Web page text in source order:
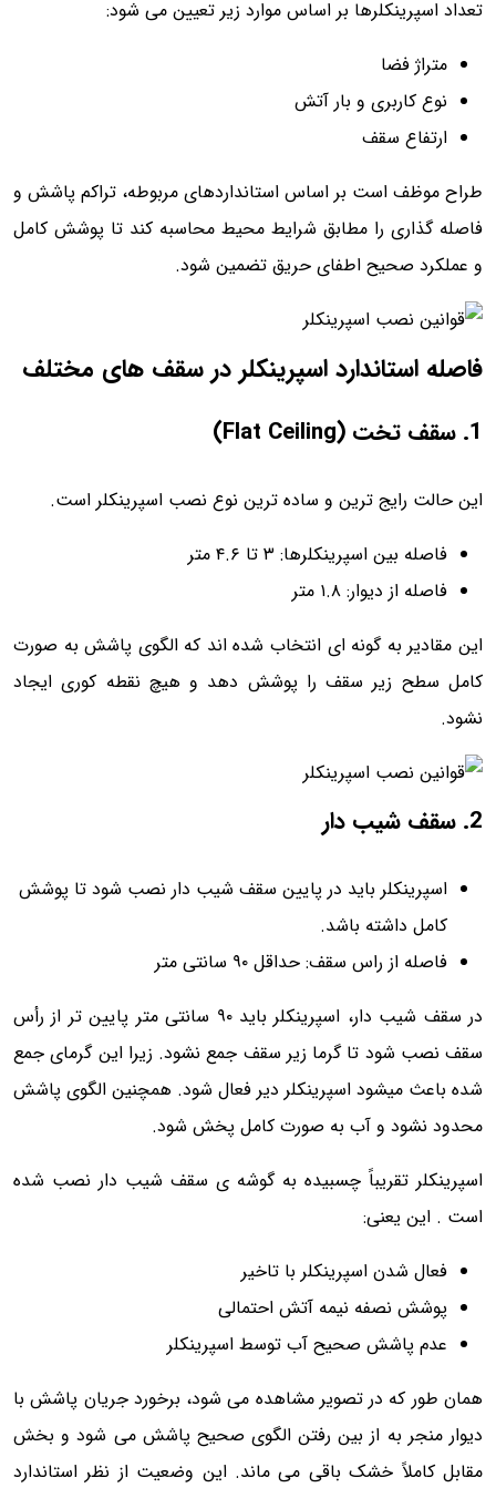
تعداد اسپرینکلرها بر اساس موارد زیر تعیین می شود:
متراژ فضا
نوع کاربری و بار آتش
ارتفاع سقف
طراح موظف است بر اساس استانداردهای مربوطه، تراکم پاشش و
فاصله گذاری را مطابق شرایط محیط محاسبه کند تا پوشش کامل
و عملکرد صحیح اطفای حریق تضمین شود.
فاصله استاندارد اسپرینکلر در سقف های مختلف
1. سقف تخت (Flat Ceiling)
این حالت رایج ترین و ساده ترین نوع نصب اسپرینکلر است.
فاصله بین اسپرینکلرها: ۳ تا ۴.۶ متر
فاصله از دیوار: ۱.۸ متر
این مقادیر به گونه ای انتخاب شده اند که الگوی پاشش به صورت
کامل سطح زیر سقف را پوشش دهد و هیچ نقطه کوری ایجاد
نشود.
2. سقف شیب دار
اسپرینکلر باید در پایین سقف شیب دار نصب شود تا پوشش
کامل داشته باشد.
فاصله از راس سقف: حداقل ۹۰ سانتی متر
در سقف شیب دار، اسپرینکلر باید ۹۰ سانتی متر پایین تر از رأس
سقف نصب شود تا گرما زیر سقف جمع نشود. زیرا این گرمای جمع
شده باعث میشود اسپرینکلر دیر فعال شود. همچنین الگوی پاشش
محدود نشود و آب به صورت کامل پخش شود.
اسپرینکلر تقریباً چسبیده به گوشه ی سقف شیب دار نصب شده
است . این یعنی:
فعال شدن اسپرینکلر با تاخیر
پوشش نصفه نیمه آتش احتمالی
عدم پاشش صحیح آب توسط اسپرینکلر
همان طور که در تصویر مشاهده می شود، برخورد جریان پاشش با
دیوار منجر به از بین رفتن الگوی صحیح پاشش می شود و بخش
مقابل کاملاً خشک باقی می ماند. این وضعیت از نظر استاندارد